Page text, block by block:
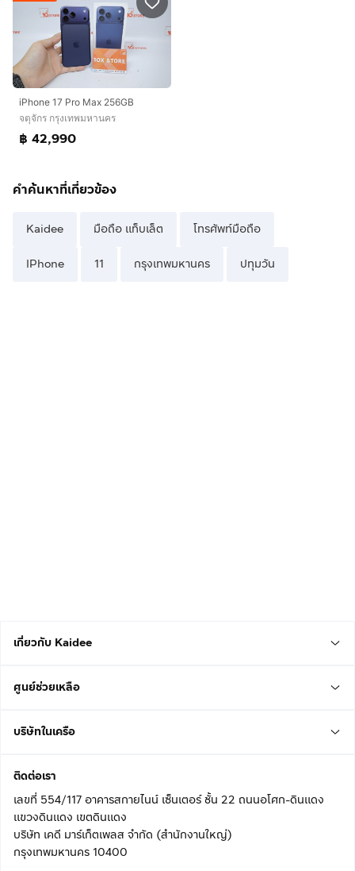
iPhone 17 Pro Max 256GB
จตุจักร กรุงเทพมหานคร
฿ 42,990
คำค้นหาที่เกี่ยวข้อง
Kaidee มือถือ แท็บเล็ต โทรศัพท์มือถือ
IPhone 11 กรุงเทพมหานคร ปทุมวัน
เกี่ยวกับ Kaidee
ศูนย์ช่วยเหลือ
บริษัทในเครือ
ติดต่อเรา
เลขที่ 554/117 อาคารสกายไนน์ เซ็นเตอร์ ชั้น 22 ถนนอโศก-ดินแดง
แขวงดินแดง เขตดินแดง
บริษัท เคดี มาร์เก็ตเพลส จำกัด (สำนักงานใหญ่)
กรุงเทพมหานคร 10400